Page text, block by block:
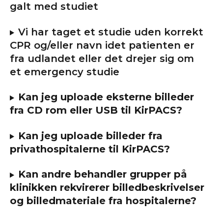
galt med studiet
Vi har taget et studie uden korrekt
CPR og/eller navn idet patienten er
fra udlandet eller det drejer sig om
et emergency studie
Kan jeg uploade eksterne billeder
fra CD rom eller USB til KirPACS?
Kan jeg uploade billeder fra
privathospitalerne til KirPACS?
Kan andre behandler grupper på
klinikken rekvirerer billedbeskrivelser
og billedmateriale fra hospitalerne?